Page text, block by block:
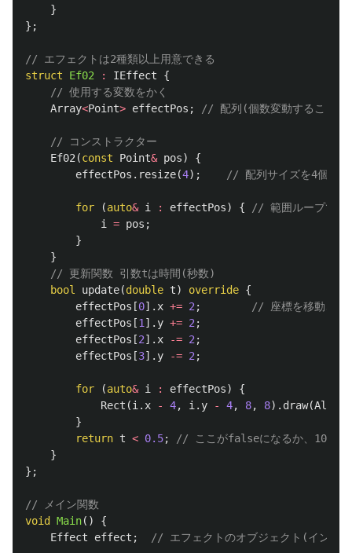
}
};
// エフェクトは2種類以上用意できる
struct
Ef02 : IEffect
{
// 使用する変数をかく
Array<Point> effectPos ; // 配列(個数変動することを
// コンストラクター
Ef02 (const Point& pos)
{
effectPos . resize(4); // 配列サイズを4個にす
for (auto& i : effectPos) {
// 範囲ループで代
i
= pos ;
}
}
// 更新関数 引数tは時間(秒数)
bool
update(double t) override {
effectPos [0]. x += 2 ;
// 座標を移動させ
effectPos [1 ]. y += 2 ;
effectPos [2]. x -= 2 ;
effectPos [3]. y -= 2 ;
for (auto& i : effectPos)
{
Rect (i . x - 4, i . y - 4, 8, 8). draw(AlphaF
}
return t < 0.5;
// ここがfalseになるか、10秒た
}
};
// メイン関数
void
Main()
{
Effect
effect ; // エフェクトのオブジェクト(インス